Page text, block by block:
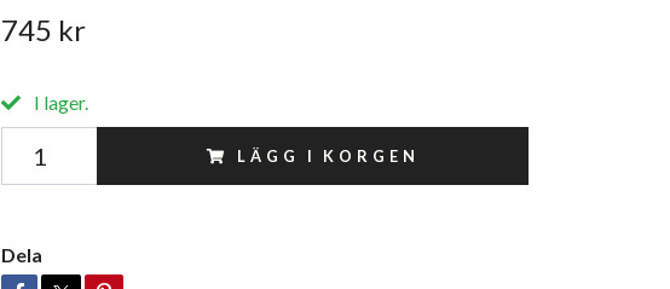
745 kr
I lager.
LÄGG I KORGEN
Dela